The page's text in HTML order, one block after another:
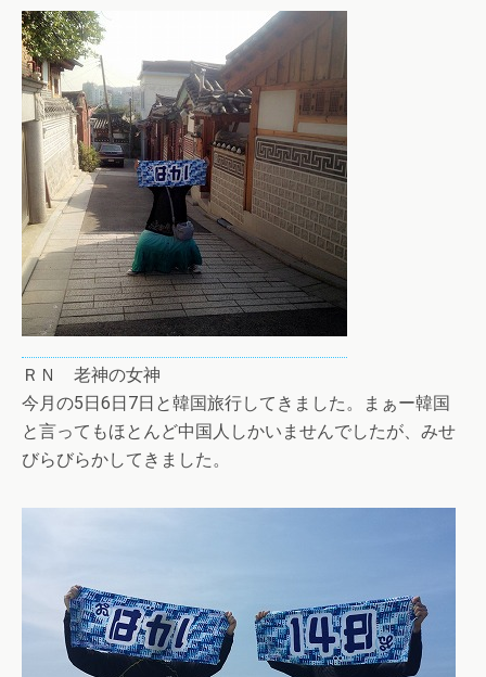
ＲＮ 老神の女神
今月の5日6日7日と韓国旅行してきました。まぁー韓国
と言ってもほとんど中国人しかいませんでしたが、みせ
びらびらかしてきました。